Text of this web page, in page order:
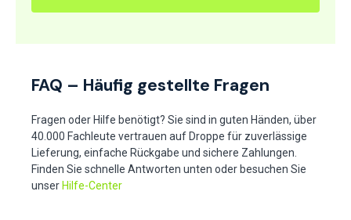
FAQ – Häufig gestellte Fragen
Fragen oder Hilfe benötigt? Sie sind in guten Händen, über
40.000 Fachleute vertrauen auf Droppe für zuverlässige
Lieferung, einfache Rückgabe und sichere Zahlungen.
Finden Sie schnelle Antworten unten oder besuchen Sie
unserHilfe-Center